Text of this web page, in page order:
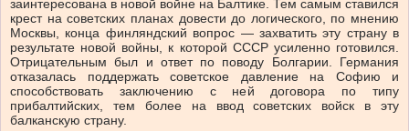
заинтересована в новой войне на Балтике. Тем самым ставился
крест на советских планах довести до логического, по мнению
Москвы, конца финляндский вопрос — захватить эту страну в
результате новой войны, к которой СССР усиленно готовился.
Отрицательным был и ответ по поводу Болгарии. Германия
отказалась поддержать советское давление на Софию и
способствовать заключению с ней договора по типу
прибалтийских, тем более на ввод советских войск в эту
балканскую страну.